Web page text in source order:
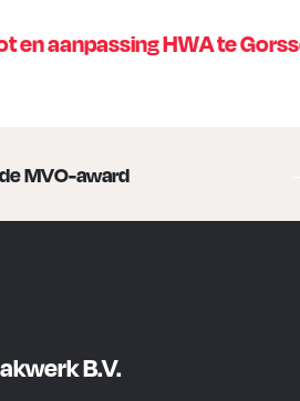
en aanpassing HWA te
MVO-award
B.V.